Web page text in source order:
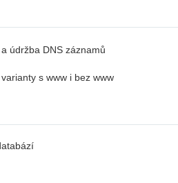
údržba DNS záznamů
s www i bez www